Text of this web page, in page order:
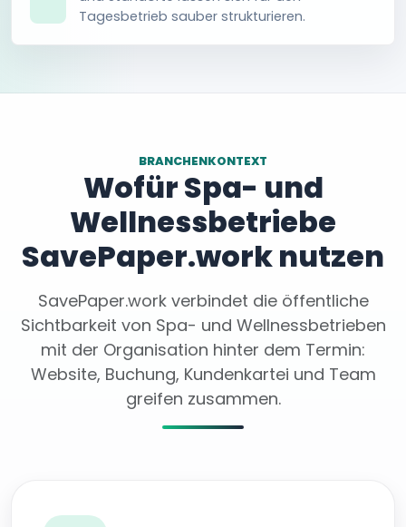
Tagesbetrieb sauber strukturieren.
BRANCHENKONTEXT
Wofür Spa- und
Wellnessbetriebe
SavePaper.work nutzen
SavePaper.work verbindet die öffentliche
Sichtbarkeit von Spa- und Wellnessbetrieben
mit der Organisation hinter dem Termin:
Website, Buchung, Kundenkartei und Team
greifen zusammen.